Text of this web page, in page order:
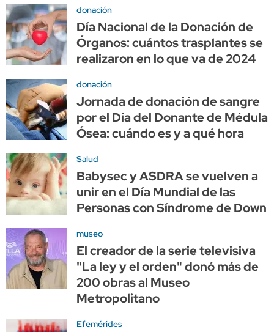
donación
Día Nacional de la Donación de
Órganos: cuántos trasplantes se
realizaron en lo que va de 2024
donación
Jornada de donación de sangre
por el Día del Donante de Médula
Ósea: cuándo es y a qué hora
Salud
Babysec y ASDRA se vuelven a
unir en el Día Mundial de las
Personas con Síndrome de Down
museo
El creador de la serie televisiva
"La ley y el orden" donó más de
200 obras al Museo
Metropolitano
Efemérides